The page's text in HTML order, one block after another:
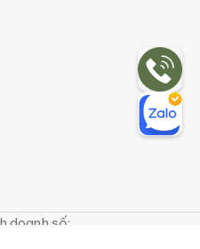
doanh số: